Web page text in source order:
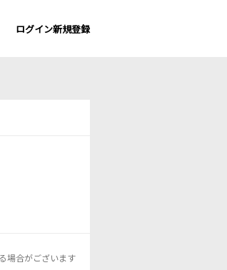
ログイン新規登録
場合がございます